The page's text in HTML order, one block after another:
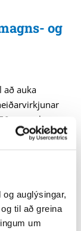
auglýsingar,
til að greina
um
og
að auka
metra langa
Jafnframt
að tengja
ohf. hefur